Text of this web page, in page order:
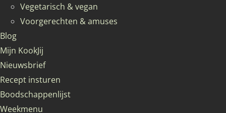
Vegetarisch & vegan
Voorgerechten & amuses
Blog
Mijn KookJij
Nieuwsbrief
Recept insturen
Boodschappenlijst
Weekmenu